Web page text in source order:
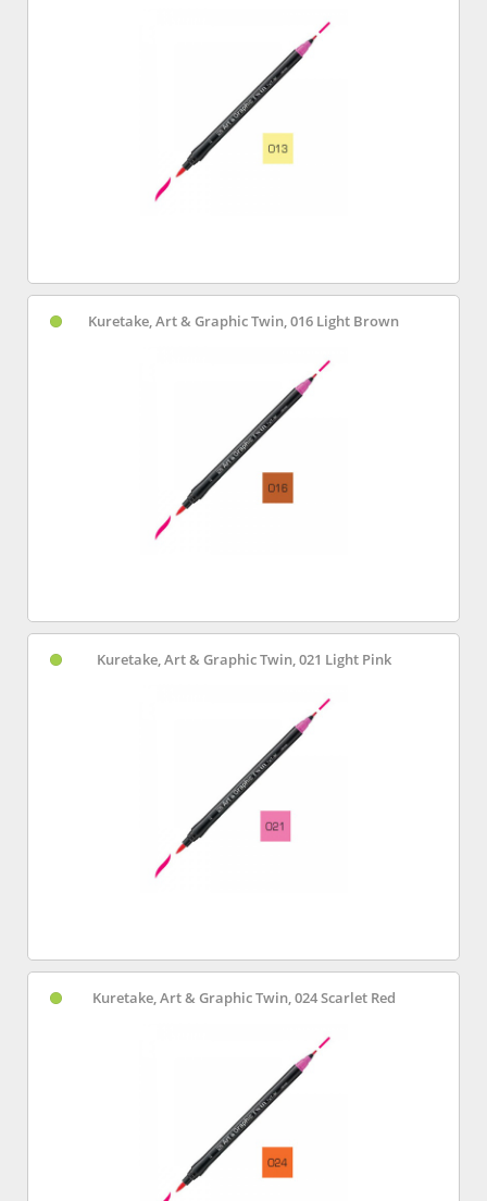
Kuretake, Art & Graphic Twin, 016 Light Brown
Kuretake, Art & Graphic Twin, 021 Light Pink
Kuretake, Art & Graphic Twin, 024 Scarlet Red